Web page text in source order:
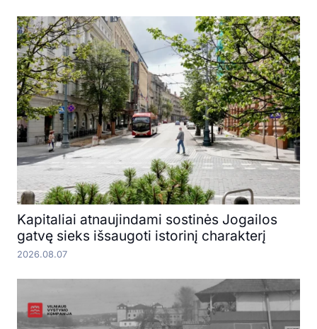
Kapitaliai atnaujindami sostinės Jogailos
gatvę sieks išsaugoti istorinį charakterį
2026.08.07